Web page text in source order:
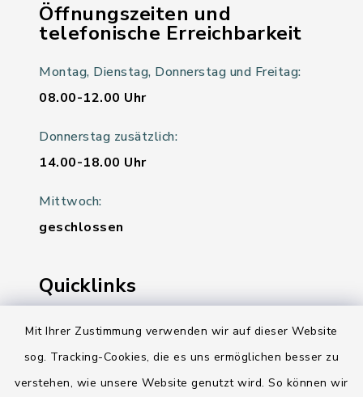
Mit Ihrer Zustimmung verwenden wir auf dieser Website
sog. Tracking-Cookies, die es uns ermöglichen besser zu
verstehen, wie unsere Website genutzt wird. So können wir
Öffnungszeiten und
telefonische Erreichbarkeit
Montag, Dienstag, Donnerstag und Freitag:
08.00-12.00 Uhr
Donnerstag zusätzlich:
14.00-18.00 Uhr
Mittwoch:
geschlossen
Quicklinks
Ihre Behördennummer 115
Landesregierung Schleswig-Holstein